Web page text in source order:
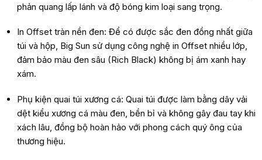
phản quang lấp lánh và độ bóng kim loại sang trọng.
In Offset tràn nền đen: Để có được sắc đen đồng nhất giữa
túi và hộp, Big Sun sử dụng công nghệ in Offset nhiều lớp,
đảm bảo màu đen sâu (Rich Black) không bị ám xanh hay
xám.
Phụ kiện quai túi xương cá: Quai túi được làm bằng dây vải
dệt kiểu xương cá màu đen, bền bỉ và không gây đau tay khi
xách lâu, đồng bộ hoàn hảo với phong cách quý ông của
thương hiệu.